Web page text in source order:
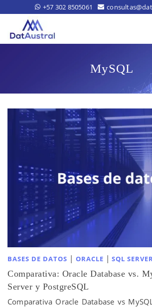
+57 302 8505061
MySQL
BASES DE DATOS | ORACLE |SQL
Comparativa: Oracle Database vs.
Server y PostgreSQL
Comparativa Oracle Database vs